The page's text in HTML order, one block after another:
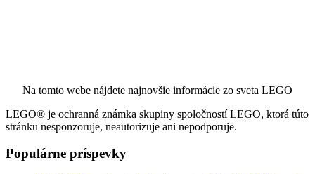
Na tomto webe nájdete najnovšie informácie zo sveta LEGO
LEGO® je ochranná známka skupiny spoločností LEGO, ktorá túto
stránku nesponzoruje, neautorizuje ani nepodporuje.
Populárne príspevky